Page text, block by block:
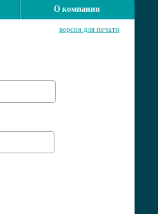
О компании
версия для печати